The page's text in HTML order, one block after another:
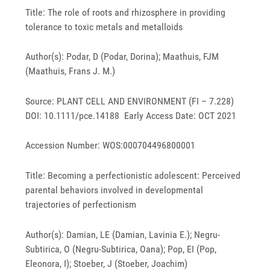
Title: The role of roots and rhizosphere in providing
tolerance to toxic metals and metalloids
Author(s): Podar, D (Podar, Dorina); Maathuis, FJM
(Maathuis, Frans J. M.)
Source: PLANT CELL AND ENVIRONMENT (FI – 7.228)
DOI: 10.1111/pce.14188 Early Access Date: OCT 2021
Accession Number: WOS:000704496800001
Title: Becoming a perfectionistic adolescent: Perceived
parental behaviors involved in developmental
trajectories of perfectionism
Author(s): Damian, LE (Damian, Lavinia E.); Negru-
Subtirica, O (Negru-Subtirica, Oana); Pop, EI (Pop,
Eleonora, I); Stoeber, J (Stoeber, Joachim)